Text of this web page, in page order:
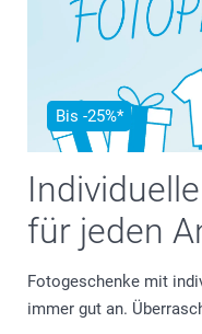
für jeden
Fotogeschenke mit
immer gut an.
Bis -25%*